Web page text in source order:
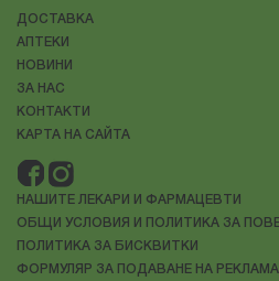
ДОСТАВКА
АПТЕКИ
НОВИНИ
ЗА НАС
КОНТАКТИ
КАРТА НА САЙТА
НАШИТЕ ЛЕКАРИ И ФАРМАЦЕВТИ
ОБЩИ УСЛОВИЯ И ПОЛИТИКА ЗА
ПОЛИТИКА ЗА БИСКВИТКИ
ФОРМУЛЯР ЗА ПОДАВАНЕ НА